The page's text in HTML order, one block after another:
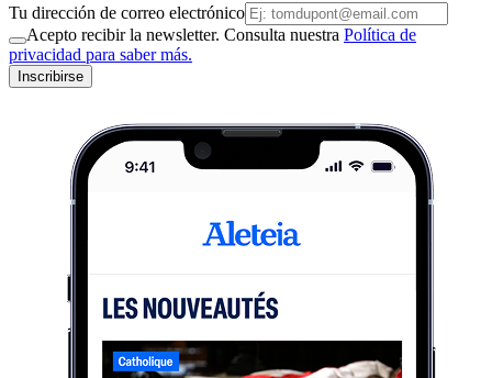
Tu dirección de correo electrónico
Acepto recibir la newsletter. Consulta nuestra Política de
privacidad para saber más.
Inscribirse